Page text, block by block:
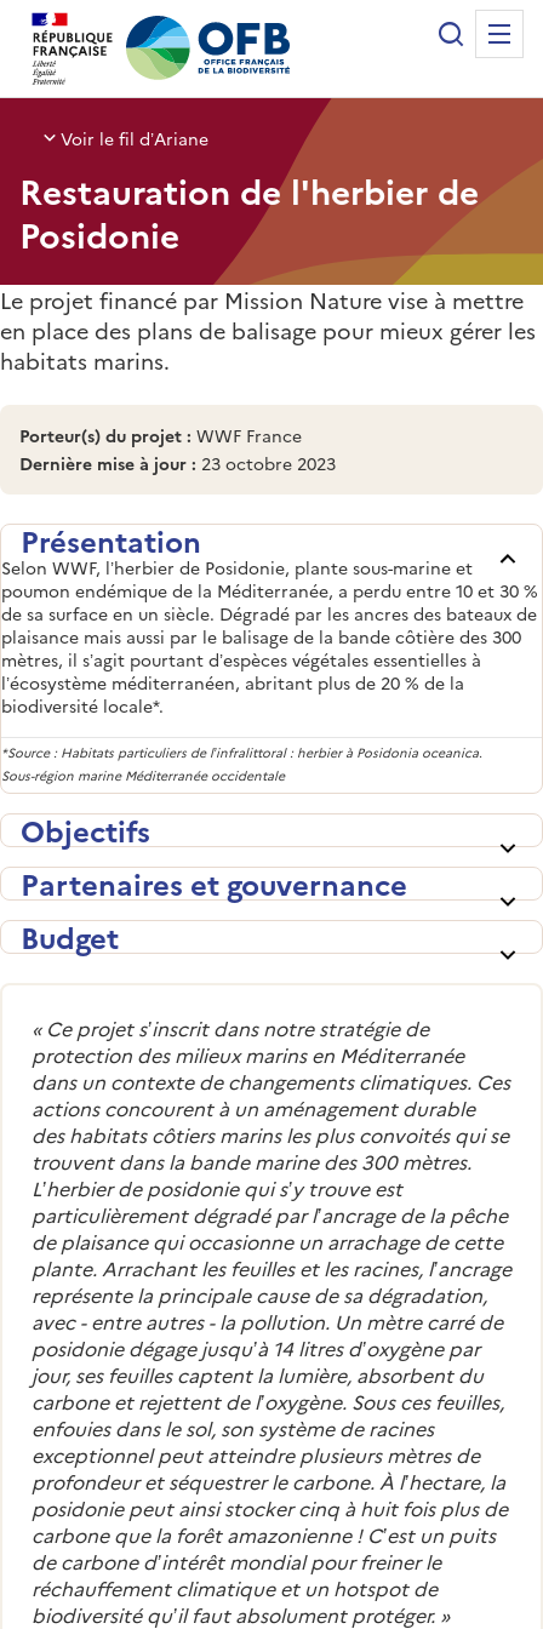
Office français de la biodiversité
Recherche
Voir le fil d’Ariane
Restauration de l'herbier de
Posidonie
Le projet financé par Mission Nature vise à mettre
en place des plans de balisage pour mieux gérer les
habitats marins.
Porteur(s) du projet : WWF France
Dernière mise à jour : 23 octobre 2023
Présentation
Selon WWF, l’herbier de Posidonie, plante sous-marine et
poumon endémique de la Méditerranée, a perdu entre 10 et 30 %
de sa surface en un siècle. Dégradé par les ancres des bateaux de
plaisance mais aussi par le balisage de la bande côtière des 300
mètres, il s’agit pourtant d’espèces végétales essentielles à
l’écosystème méditerranéen, abritant plus de 20 % de la
biodiversité locale*.
*Source : Habitats particuliers de l’infralittoral : herbier à Posidonia oceanica.
Sous-région marine Méditerranée occidentale
Objectifs
Partenaires et gouvernance
Budget
« Ce projet s’inscrit dans notre stratégie de
protection des milieux marins en Méditerranée
dans un contexte de changements climatiques. Ces
actions concourent à un aménagement durable
des habitats côtiers marins les plus convoités qui se
trouvent dans la bande marine des 300 mètres.
L’herbier de posidonie qui s’y trouve est
particulièrement dégradé par l’ancrage de la pêche
de plaisance qui occasionne un arrachage de cette
plante. Arrachant les feuilles et les racines, l’ancrage
représente la principale cause de sa dégradation,
avec - entre autres - la pollution. Un mètre carré de
posidonie dégage jusqu’à 14 litres d’oxygène par
jour, ses feuilles captent la lumière, absorbent du
carbone et rejettent de l’oxygène. Sous ces feuilles,
enfouies dans le sol, son système de racines
exceptionnel peut atteindre plusieurs mètres de
profondeur et séquestrer le carbone. À l’hectare, la
posidonie peut ainsi stocker cinq à huit fois plus de
carbone que la forêt amazonienne ! C’est un puits
de carbone d’intérêt mondial pour freiner le
réchauffement climatique et un hotspot de
biodiversité qu’il faut absolument protéger. »
Panneau de gestion des cookies